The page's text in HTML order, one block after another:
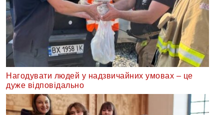
Нагодувати людей у надзвичайних умовах – це
дуже відповідально